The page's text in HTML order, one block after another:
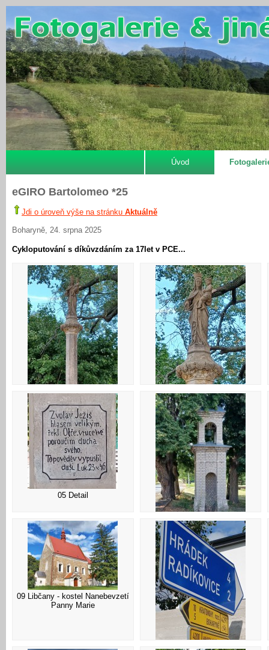
Úvod
eGIRO Bartolomeo *25
Jdi o úroveň výše na stránku Aktuálně
Boharyně, 24. srpna 2025
Cykloputování s díkůvzdáním za 17let v PCE...
01 Kukleny - Socha sv. Panny
Marie
02 Detail
05 Detail
06 Urbanice - zvonice
09 Libčany - kostel Nanebevzetí
Panny Marie